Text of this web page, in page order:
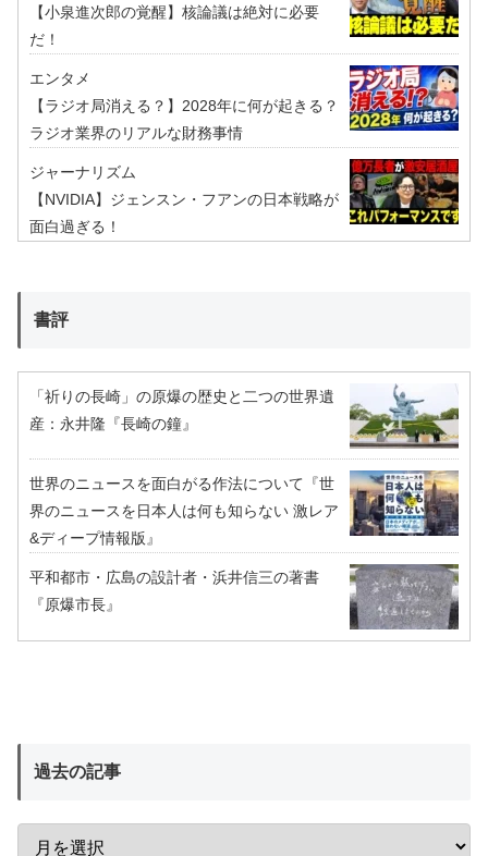
【小泉進次郎の覚醒】核論議は絶対に必要
だ！
エンタメ
【ラジオ局消える？】2028年に何が起きる？
ラジオ業界のリアルな財務事情
ジャーナリズム
【NVIDIA】ジェンスン・フアンの日本戦略が
面白過ぎる！
書評
「祈りの長崎」の原爆の歴史と二つの世界遺
産：永井隆『長崎の鐘』
世界のニュースを面白がる作法について『世
界のニュースを日本人は何も知らない 激レア
&ディープ情報版』
平和都市・広島の設計者・浜井信三の著書
『原爆市長』
過去の記事